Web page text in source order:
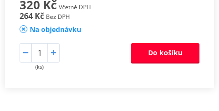
320 Kč Včetně DPH
264 Kč Bez DPH
Na objednávku
(ks)
Do košíku